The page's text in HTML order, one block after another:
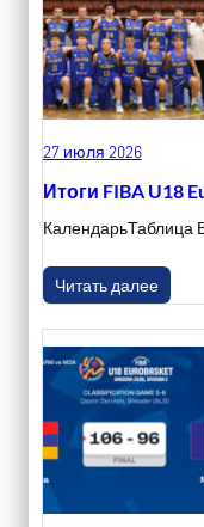
27 июля 2026
Итоги FIBA U18
КалендарьТаблица
Читать далее